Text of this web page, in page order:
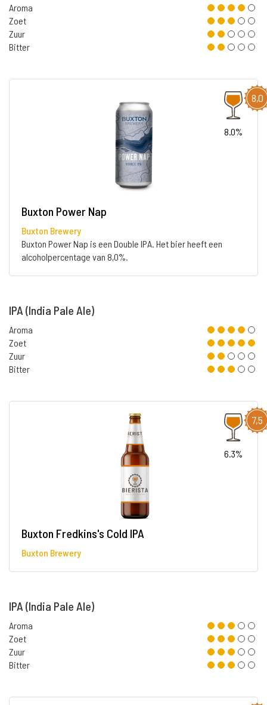
Aroma
Zoet
Zuur
Bitter
8,0
8.0%
Buxton Power Nap
Buxton Brewery
Buxton Power Nap is een Double IPA. Het bier heeft een
alcoholpercentage van 8,0%.
IPA (India Pale Ale)
Aroma
Zoet
Zuur
Bitter
7,5
6.3%
Buxton Fredkins's Cold IPA
Buxton Brewery
IPA (India Pale Ale)
Aroma
Zoet
Zuur
Bitter